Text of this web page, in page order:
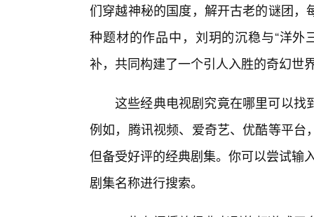
们穿越神秘的国度，解开古老的谜团
种题材的作品中，刘玥的沉稳与“洋
补，共同构建了一个引人入胜的奇幻世
这些经典电视剧究竟在哪里可以找
例如，腾讯视频、爱奇艺、优酷等平
但备受好评的经典剧集。你可以尝试输
剧集名称进行搜索。